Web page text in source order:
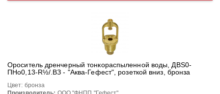
Ороситель дренчерный тонкораспыленной воды, ДВS0-
ПНо0,13-R½/.ВЗ - "Аква-Гефест", розеткой вниз, бронза
Цвет: бронза